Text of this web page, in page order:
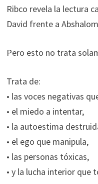
Ribco revela la lectura
David frente a
Pero esto no trata
Trata de:
• las voces negativas
• el miedo a intentar,
• la autoestima
• el ego que manipula,
• las personas tóxicas,
• y la lucha interior que